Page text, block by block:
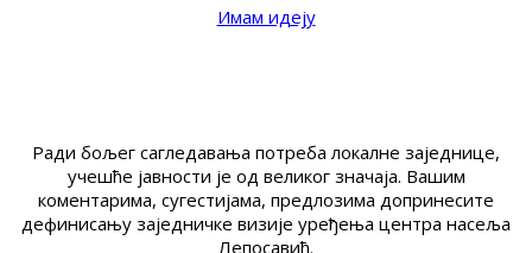
Имам идеју
Ради бољег сагледавања потреба локалне заједнице,
учешће јавности је од великог значаја. Вашим
коментарима, сугестијама, предлозима допринесите
дефинисању заједничке визије уређења центра насеља
Лепосавић.